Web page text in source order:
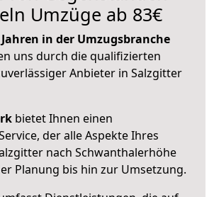
Umzüge ab 83€
in der Umzugsbranche
uns durch die qualifizierten
Anbieter in Salzgitter
bietet Ihnen einen
der alle Aspekte Ihres
nach Schwanthalerhöhe
Planung bis hin zur Umsetzung.